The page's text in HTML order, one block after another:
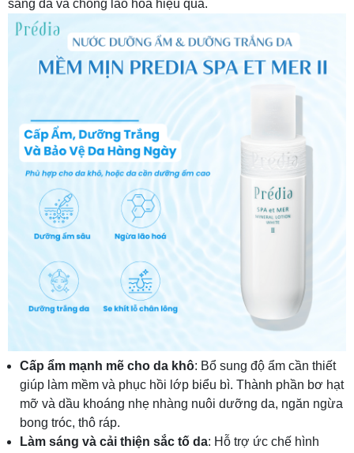
sáng da và chống lão hóa hiệu quả.
Cấp ẩm mạnh mẽ cho da khô: Bổ sung độ ẩm cần thiết
giúp làm mềm và phục hồi lớp biểu bì. Thành phần bơ hạt
mỡ và dầu khoáng nhẹ nhàng nuôi dưỡng da, ngăn ngừa
bong tróc, thô ráp.
Làm sáng và cải thiện sắc tố da: Hỗ trợ ức chế hình